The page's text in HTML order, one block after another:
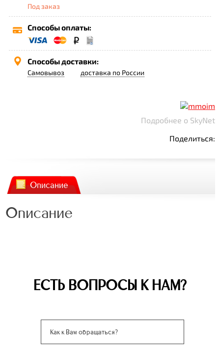
Под заказ
Способы оплаты:
Способы доставки:
Самовывоз доставка по России
Подробнее о SkyNet
Поделиться:
Описание
Описание
ЕСТЬ ВОПРОСЫ К НАМ?